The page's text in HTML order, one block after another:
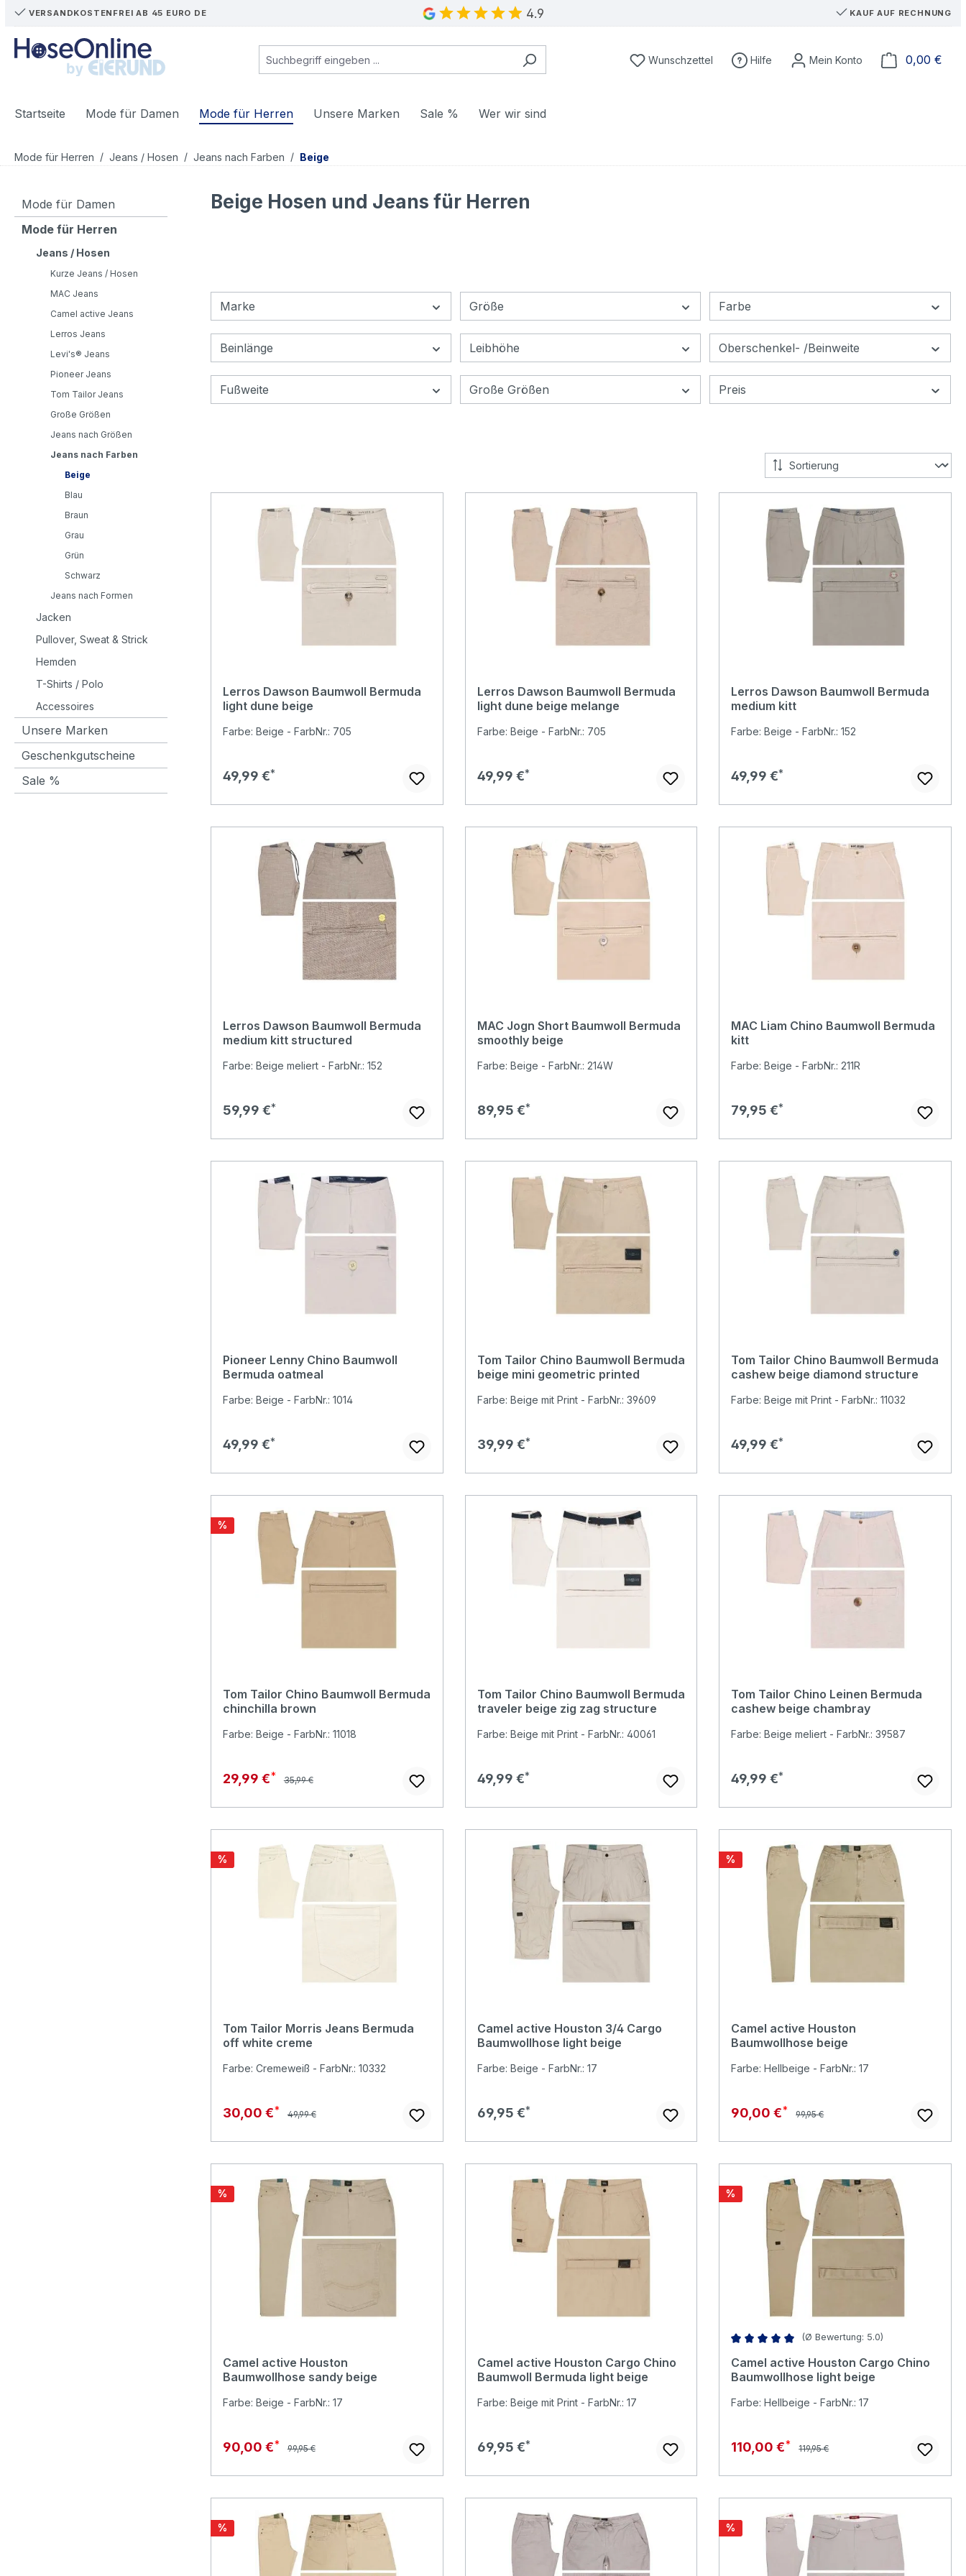
Hauptinhalt springen
Zur Suche springen
Zur Hauptnavigation springen
VERSANDKOSTENFREI AB 45 EURO DE 4.9 KAUF AUF RECHNUNG
Du hast 0 Produkte auf dem Merkzettel
Wunschzettel Hilfe 0,00 €
Startseite Mode für Damen Mode für Herren Unsere Marken Sale % Wer wir sind
Mode für Herren / Jeans / Hosen / Jeans nach Farben / Beige
Mode für Damen
Mode für Herren
Jeans / Hosen
Kurze Jeans / Hosen
MAC Jeans
Camel active Jeans
Lerros Jeans
Levi's® Jeans
Pioneer Jeans
Tom Tailor Jeans
Große Größen
Jeans nach Größen
Jeans nach Farben
Beige
Blau
Braun
Grau
Grün
Schwarz
Jeans nach Formen
Jacken
Pullover, Sweat & Strick
Hemden
T-Shirts / Polo
Accessoires
Unsere Marken
Geschenkgutscheine
Sale %
Beige Hosen und Jeans für Herren
Marke Größe Farbe
Beinlänge Leibhöhe Oberschenkel- /Beinweite
Fußweite Große Größen Preis
Lerros Dawson Baumwoll Bermuda
light dune beige
Farbe: Beige - FarbNr.: 705
Regulärer Preis:
49,99 €
Lerros Dawson Baumwoll Bermuda
light dune beige melange
Farbe: Beige - FarbNr.: 705
Regulärer Preis:
49,99 €
Lerros Dawson Baumwoll Bermuda
medium kitt
Farbe: Beige - FarbNr.: 152
Regulärer Preis:
49,99 €
Lerros Dawson Baumwoll Bermuda
medium kitt structured
Farbe: Beige meliert - FarbNr.: 152
Regulärer Preis:
59,99 €
MAC Jogn Short Baumwoll Bermuda
smoothly beige
Farbe: Beige - FarbNr.: 214W
Regulärer Preis:
89,95 €
MAC Liam Chino Baumwoll Bermuda
kitt
Farbe: Beige - FarbNr.: 211R
Regulärer Preis:
79,95 €
Pioneer Lenny Chino Baumwoll
Bermuda oatmeal
Farbe: Beige - FarbNr.: 1014
Regulärer Preis:
49,99 €
Tom Tailor Chino Baumwoll Bermuda
beige mini geometric printed
Farbe: Beige mit Print - FarbNr.: 39609
Regulärer Preis:
39,99 €
Tom Tailor Chino Baumwoll Bermuda
cashew beige diamond structure
Farbe: Beige mit Print - FarbNr.: 11032
Regulärer Preis:
49,99 €
Rabatt
%
Tom Tailor Chino Baumwoll Bermuda
chinchilla brown
Farbe: Beige - FarbNr.: 11018
Verkaufspreis:
29,99 € Regulärer Preis:
35,99 €
Tom Tailor Chino Baumwoll Bermuda
traveler beige zig zag structure
Farbe: Beige mit Print - FarbNr.: 40061
Regulärer Preis:
49,99 €
Tom Tailor Chino Leinen Bermuda
cashew beige chambray
Farbe: Beige meliert - FarbNr.: 39587
Regulärer Preis:
49,99 €
Rabatt
%
Tom Tailor Morris Jeans Bermuda
off white creme
Farbe: Cremeweiß - FarbNr.: 10332
Verkaufspreis:
30,00 € Regulärer Preis:
49,99 €
Camel active Houston 3/4 Cargo
Baumwollhose light beige
Farbe: Beige - FarbNr.: 17
Regulärer Preis:
69,95 €
Rabatt
%
Camel active Houston
Baumwollhose beige
Farbe: Hellbeige - FarbNr.: 17
Verkaufspreis:
90,00 € Regulärer Preis:
99,95 €
Rabatt
%
Camel active Houston
Baumwollhose sandy beige
Farbe: Beige - FarbNr.: 17
Verkaufspreis:
90,00 € Regulärer Preis:
99,95 €
Camel active Houston Cargo Chino
Baumwoll Bermuda light beige
Farbe: Beige mit Print - FarbNr.: 17
Regulärer Preis:
69,95 €
Rabatt
%
Durchschnittliche Bewertung von 5 von 5
(Ø Bewertung: 5.0)
Camel active Houston Cargo Chino
Baumwollhose light beige
Farbe: Hellbeige - FarbNr.: 17
Verkaufspreis:
110,00 € Regulärer Preis:
119,95 €
Rabatt
% Rabatt
%